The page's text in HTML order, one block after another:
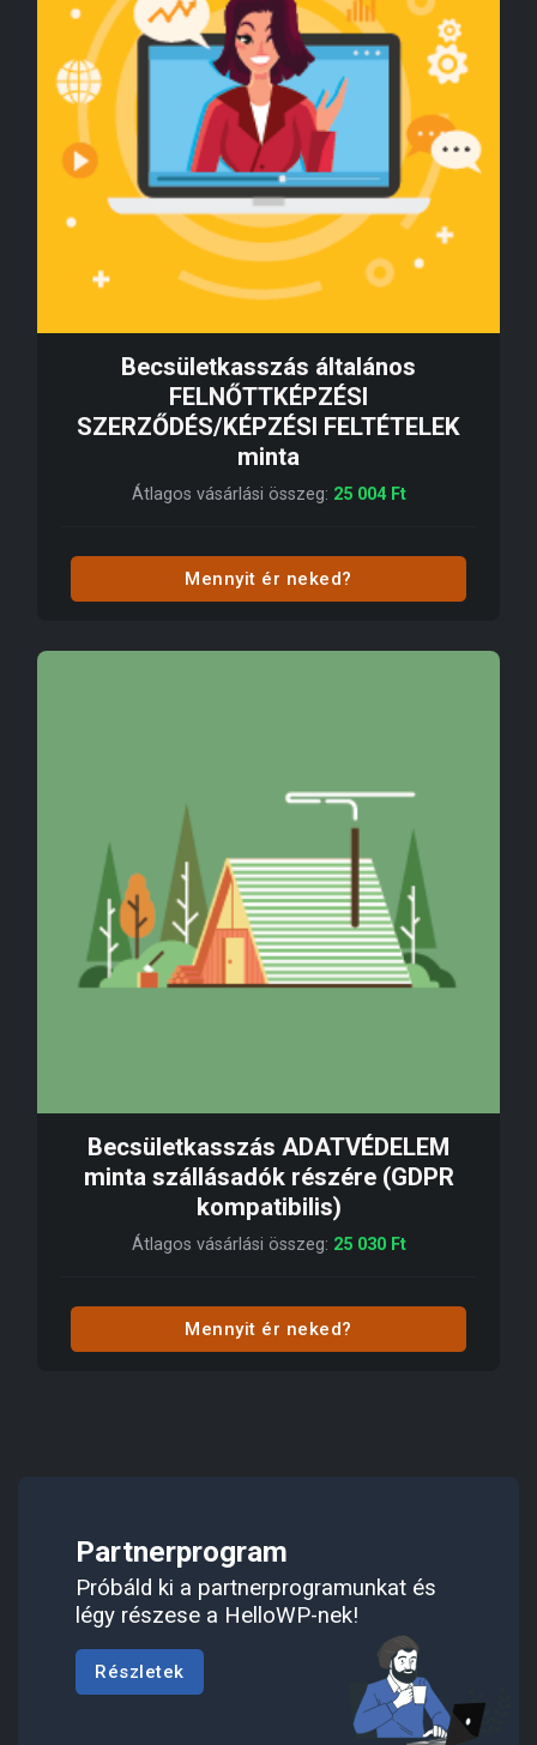
Becsületkasszás általános
FELNŐTTKÉPZÉSI
SZERZŐDÉS/KÉPZÉSI FELTÉTELEK
minta
Átlagos vásárlási összeg: 25 004 Ft
Mennyit ér neked?
Becsületkasszás ADATVÉDELEM
minta szállásadók részére (GDPR
kompatibilis)
Átlagos vásárlási összeg: 25 030 Ft
Mennyit ér neked?
Partnerprogram
Próbáld ki a partnerprogramunkat és
légy részese a HelloWP-nek!
Részletek